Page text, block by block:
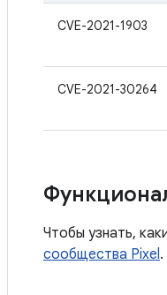
CVE-2021-1903
CVE-2021-30264
Чтобы узнать,
сообщества Pixel.